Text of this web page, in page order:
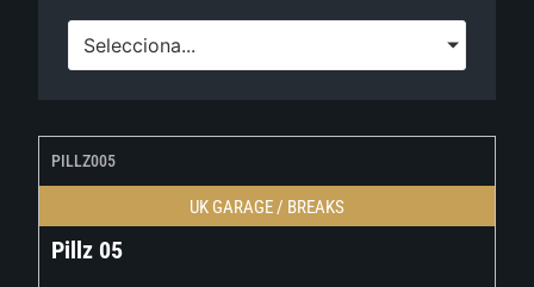
Selecciona...
PILLZ005
UK GARAGE / BREAKS
Pillz 05